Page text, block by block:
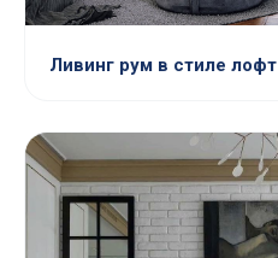
Ливинг рум в стиле лофт